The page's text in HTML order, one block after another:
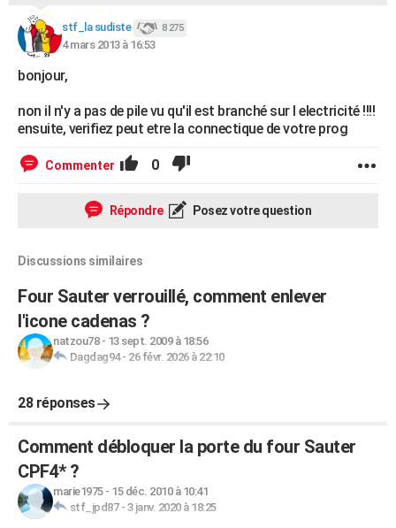
stf_la sudiste 8 275
4 mars 2013 à 16:53
bonjour,
non il n'y a pas de pile vu qu'il est branché sur l electricité !!!!
ensuite, verifiez peut etre la connectique de votre prog
Commenter 0
Répondre Posez votre question
Discussions similaires
Four Sauter verrouillé, comment enlever
l'icone cadenas ?
natzou78- 13 sept. 2009 à 18:56
Dagdag94- 26 févr. 2026 à 22:10
28 réponses
Comment débloquer la porte du four Sauter
CPF4* ?
marie1975- 15 déc. 2010 à 10:41
stf_jpd87- 3 janv. 2020 à 18:25